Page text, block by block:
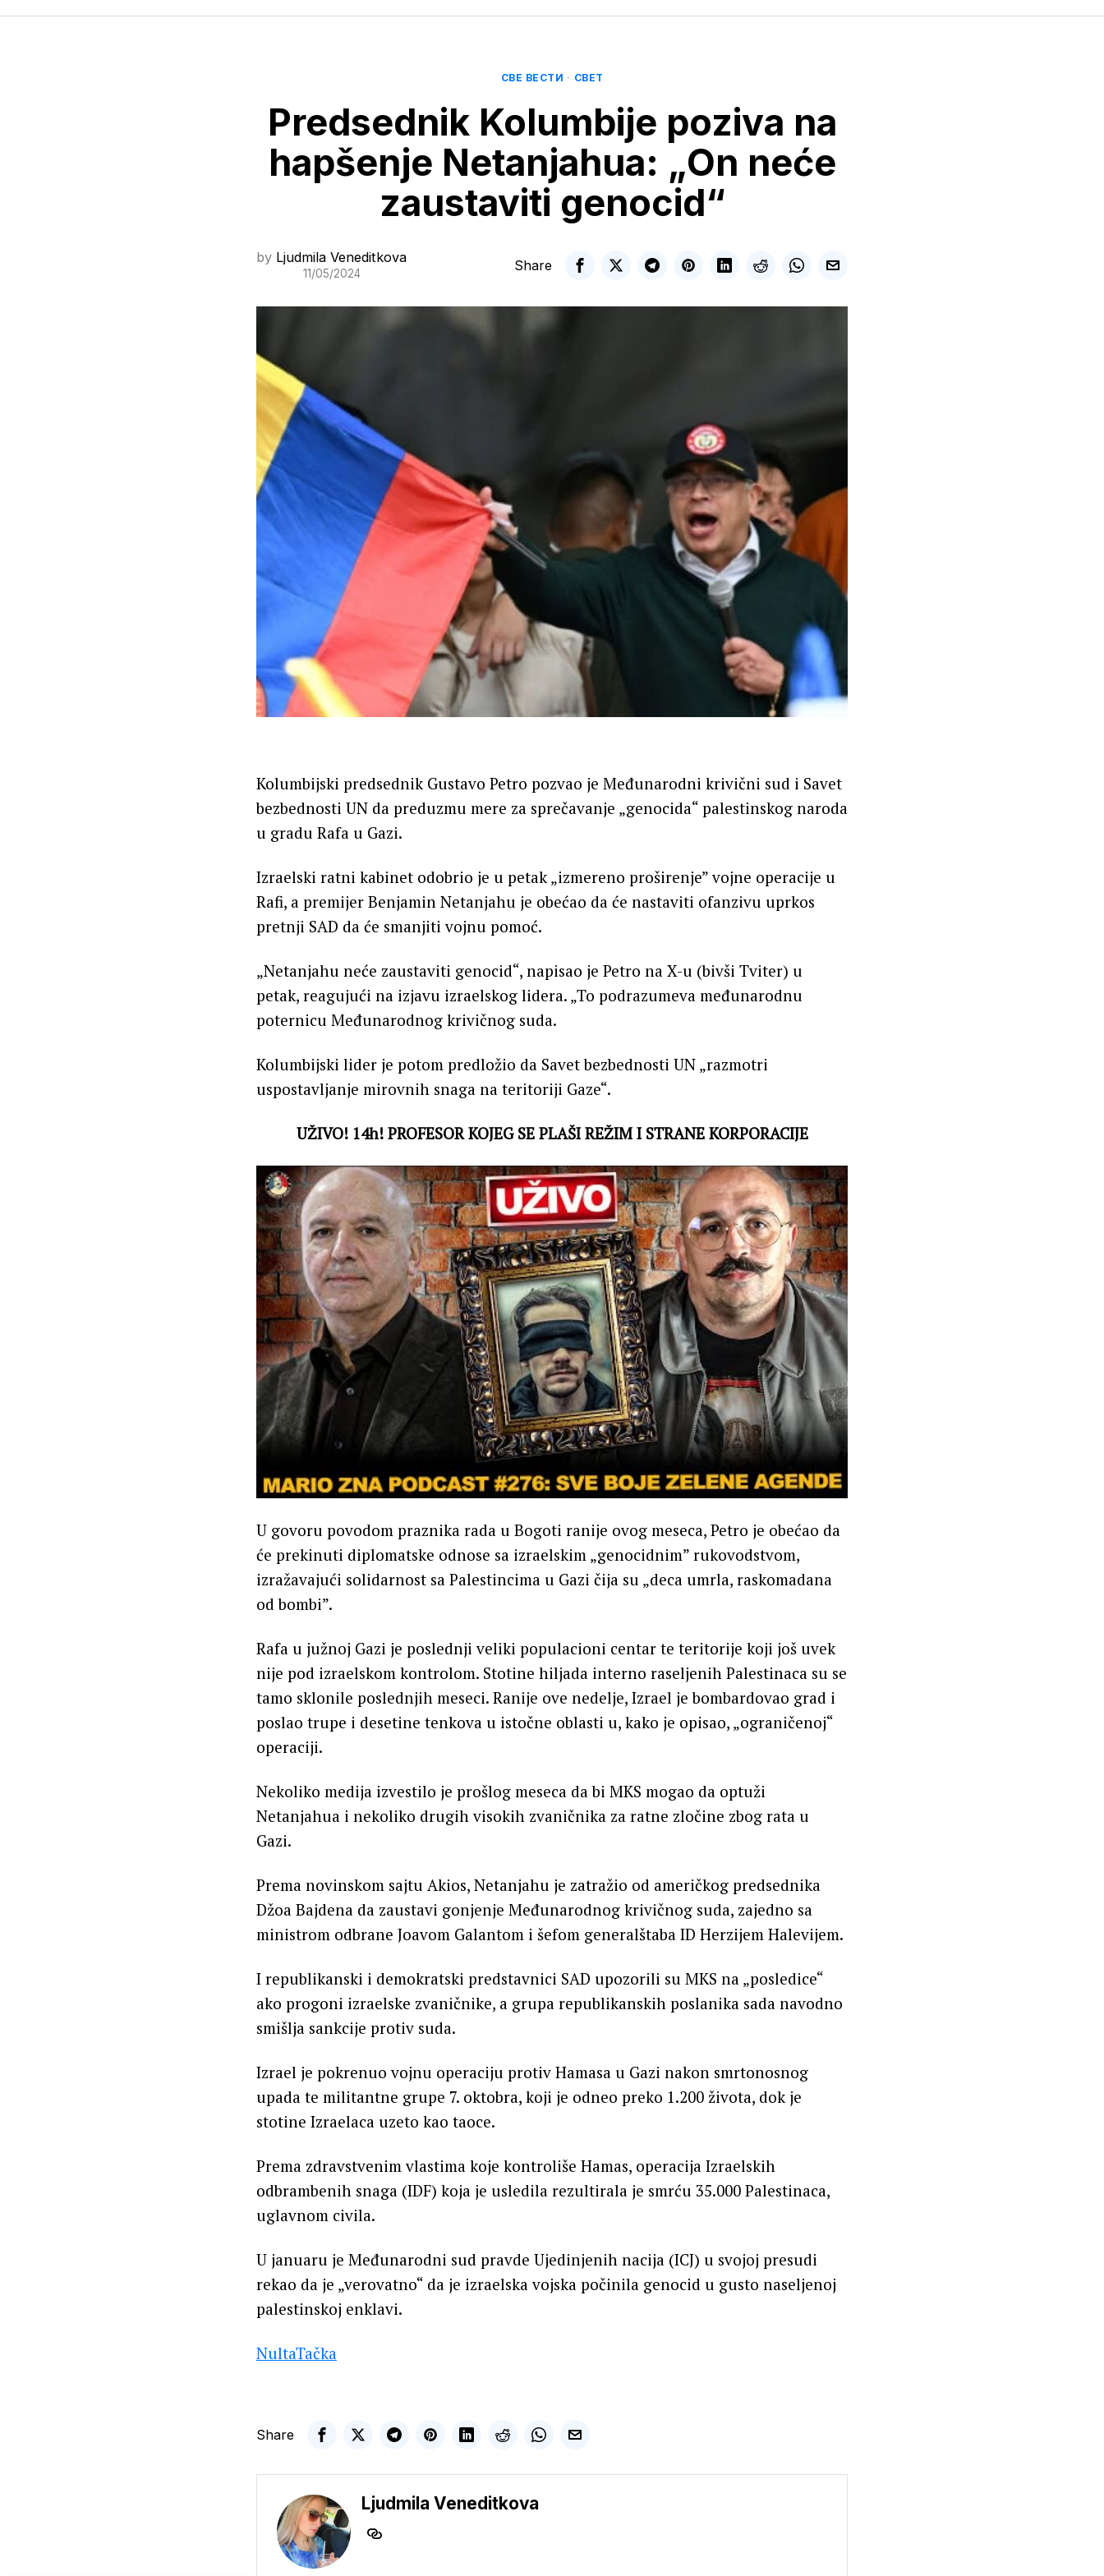
СВЕ ВЕСТИ · СВЕТ
Predsednik Kolumbije poziva na
hapšenje Netanjahua: „On neće
zaustaviti genocid“
by Ljudmila Veneditkova
11/05/2024
Share
Kolumbijski predsednik Gustavo Petro pozvao je Međunarodni krivični sud i Savet
bezbednosti UN da preduzmu mere za sprečavanje „genocida“ palestinskog naroda
u gradu Rafa u Gazi.
Izraelski ratni kabinet odobrio je u petak „izmereno proširenje” vojne operacije u
Rafi, a premijer Benjamin Netanjahu je obećao da će nastaviti ofanzivu uprkos
pretnji SAD da će smanjiti vojnu pomoć.
„Netanjahu neće zaustaviti genocid“, napisao je Petro na X-u (bivši Tviter) u
petak, reagujući na izjavu izraelskog lidera. „To podrazumeva međunarodnu
poternicu Međunarodnog krivičnog suda.
Kolumbijski lider je potom predložio da Savet bezbednosti UN „razmotri
uspostavljanje mirovnih snaga na teritoriji Gaze“.
UŽIVO! 14h! PROFESOR KOJEG SE PLAŠI REŽIM I STRANE KORPORACIJE
U govoru povodom praznika rada u Bogoti ranije ovog meseca, Petro je obećao da
će prekinuti diplomatske odnose sa izraelskim „genocidnim” rukovodstvom,
izražavajući solidarnost sa Palestincima u Gazi čija su „deca umrla, raskomadana
od bombi”.
Rafa u južnoj Gazi je poslednji veliki populacioni centar te teritorije koji još uvek
nije pod izraelskom kontrolom. Stotine hiljada interno raseljenih Palestinaca su se
tamo sklonile poslednjih meseci. Ranije ove nedelje, Izrael je bombardovao grad i
poslao trupe i desetine tenkova u istočne oblasti u, kako je opisao, „ograničenoj“
operaciji.
Nekoliko medija izvestilo je prošlog meseca da bi MKS mogao da optuži
Netanjahua i nekoliko drugih visokih zvaničnika za ratne zločine zbog rata u
Gazi.
Prema novinskom sajtu Akios, Netanjahu je zatražio od američkog predsednika
Džoa Bajdena da zaustavi gonjenje Međunarodnog krivičnog suda, zajedno sa
ministrom odbrane Joavom Galantom i šefom generalštaba ID Herzijem Halevijem.
I republikanski i demokratski predstavnici SAD upozorili su MKS na „posledice“
ako progoni izraelske zvaničnike, a grupa republikanskih poslanika sada navodno
smišlja sankcije protiv suda.
Izrael je pokrenuo vojnu operaciju protiv Hamasa u Gazi nakon smrtonosnog
upada te militantne grupe 7. oktobra, koji je odneo preko 1.200 života, dok je
stotine Izraelaca uzeto kao taoce.
Prema zdravstvenim vlastima koje kontroliše Hamas, operacija Izraelskih
odbrambenih snaga (IDF) koja je usledila rezultirala je smrću 35.000 Palestinaca,
uglavnom civila.
U januaru je Međunarodni sud pravde Ujedinjenih nacija (ICJ) u svojoj presudi
rekao da je „verovatno“ da je izraelska vojska počinila genocid u gusto naseljenoj
palestinskoj enklavi.
NultaTačka
Share
Ljudmila Veneditkova